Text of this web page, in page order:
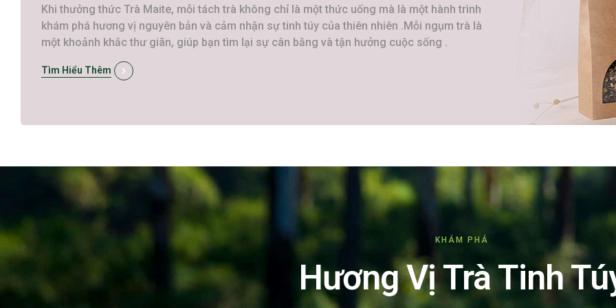
Khi thưởng thức Trà Maite, mỗi tách trà không chỉ là một thức uống mà là một hành trình
khám phá hương vị nguyên bản và cảm nhận sự tinh túy của thiên nhiên .Mỗi ngụm trà là
một khoảnh khắc thư giãn, giúp bạn tìm lại sự cân bằng và tận hưởng cuộc sống .
Tìm Hiểu Thêm
KHÁM PHÁ
Hương Vị Trà Tinh